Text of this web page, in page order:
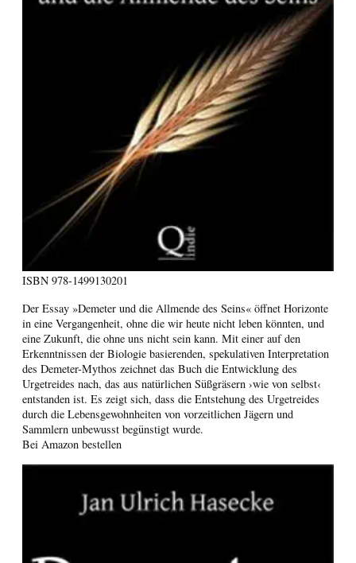
ISBN 978-1499130201
Der Essay »Demeter und die Allmende des Seins« öffnet Horizonte
in eine Vergangenheit, ohne die wir heute nicht leben könnten, und
eine Zukunft, die ohne uns nicht sein kann. Mit einer auf den
Erkenntnissen der Biologie basierenden, spekulativen Interpretation
des Demeter-Mythos zeichnet das Buch die Entwicklung des
Urgetreides nach, das aus natürlichen Süßgräsern ›wie von selbst‹
entstanden ist. Es zeigt sich, dass die Entstehung des Urgetreides
durch die Lebensgewohnheiten von vorzeitlichen Jägern und
Sammlern unbewusst begünstigt wurde.
Bei Amazon bestellen